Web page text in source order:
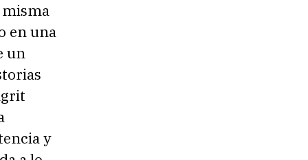
misma
en una
un
y